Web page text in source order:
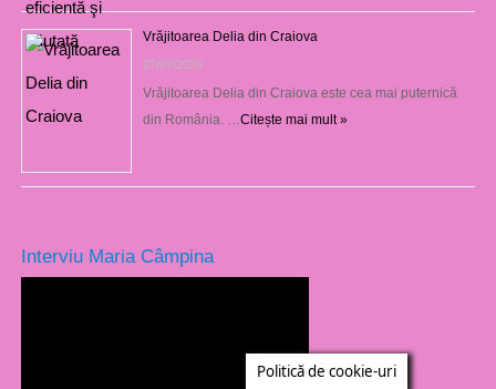
Vrăjitoarea Delia din Craiova
27/07/2026
Vrăjitoarea Delia din Craiova este cea mai puternică
din România. … Citește mai mult »
Interviu Maria Câmpina
Politică de cookie-uri